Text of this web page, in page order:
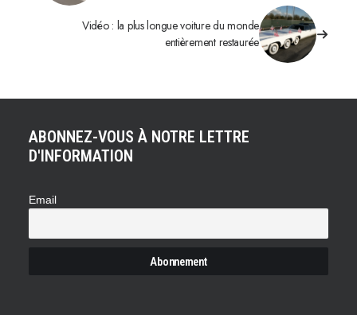
Vidéo : la plus longue voiture du monde
entièrement restaurée
ABONNEZ-VOUS À NOTRE LETTRE
D'INFORMATION
Email